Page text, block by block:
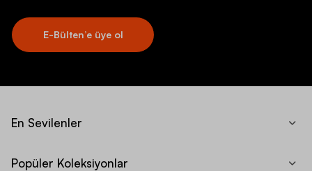
E-Bülten’e üye ol
En Sevilenler
Popüler Koleksiyonlar